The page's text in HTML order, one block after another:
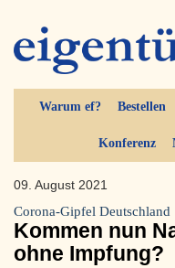
Warum ef? Bestellen
Konferenz
09. August 2021
Corona-Gipfel Deutschland
Kommen nun
ohne Impfung?